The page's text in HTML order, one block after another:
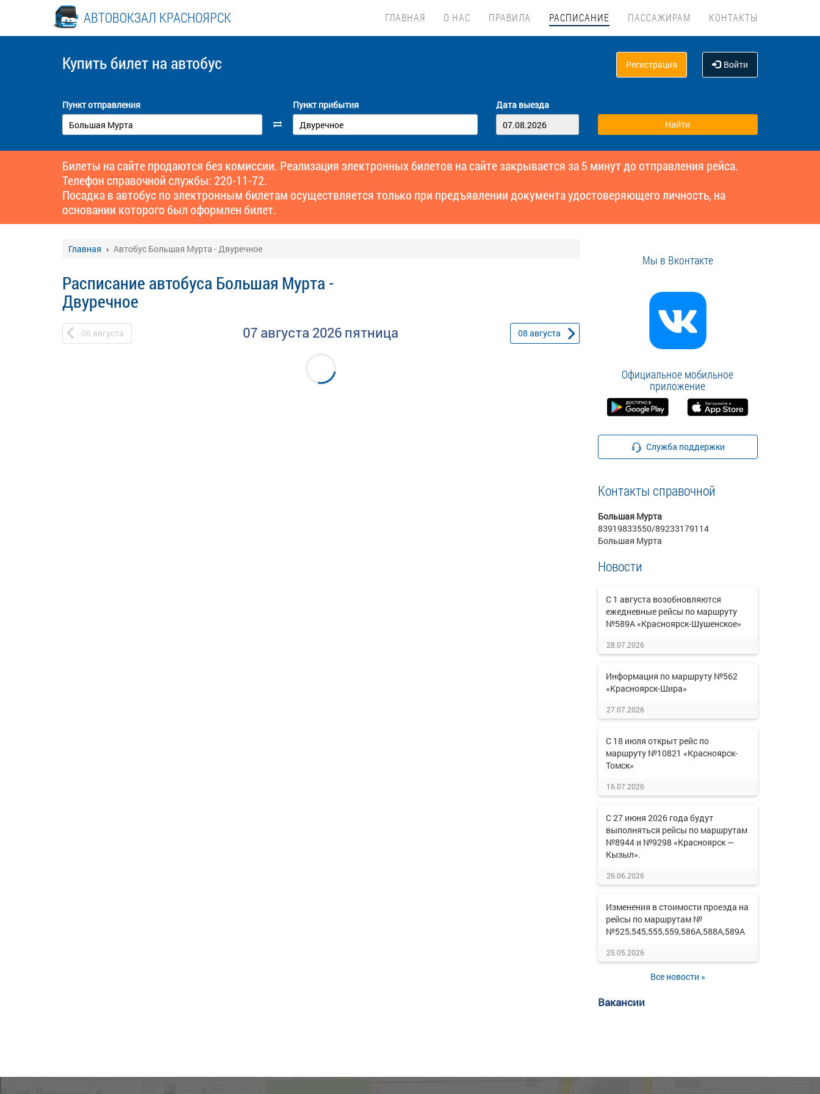
АВТОВОКЗАЛ КРАСНОЯРСК ГЛАВНАЯ О НАС ПРАВИЛА РАСПИСАНИЕ ПАССАЖИРАМ КОНТАКТЫ
Купить билет на автобус Регистрация Войти
Пункт отправления Пункт прибытия Дата выезда
Билеты на сайте продаются без комиссии. Реализация электронных билетов на сайте закрывается за 5 минут до отправления рейса.
Телефон справочной службы: 220-11-72.
Посадка в автобус по электронным билетам осуществляется только при предъявлении документа удостоверяющего личность, на
основании которого был оформлен билет.
Главная Автобус Большая Мурта - Двуречное
Расписание автобуса Большая Мурта -
Двуречное
06 августа 07 августа 2026 пятница 08 августа
Мы в Вконтакте
Официальное мобильное
приложение
Служба поддержки
Контакты справочной
Большая Мурта
83919833550/89233179114
Большая Мурта
Новости
С 1 августа возобновляются
ежедневные рейсы по маршруту
№589А «Красноярск-Шушенское»
28.07.2026
Информация по маршруту №562
«Красноярск-Шира»
27.07.2026
С 18 июля открыт рейс по
маршруту №10821 «Красноярск-
Томск»
16.07.2026
С 27 июня 2026 года будут
выполняться рейсы по маршрутам
№8944 и №9298 «Красноярск —
Кызыл».
26.06.2026
Изменения в стоимости проезда на
рейсы по маршрутам №
№525,545,555,559,586А,588А,589А
25.05.2026
Все новости »
Вакансии